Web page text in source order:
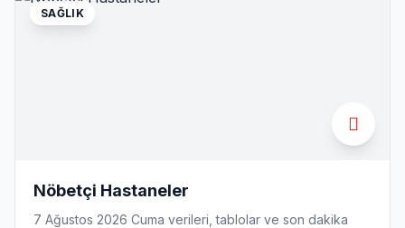
SAĞLIK
Nöbetçi Hastaneler
7 Ağustos 2026 Cuma verileri, tablolar ve son dakika